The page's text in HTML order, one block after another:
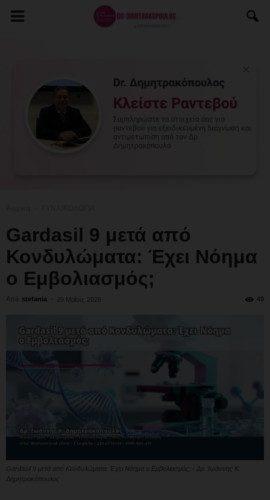
Gardasil 9 μετά από
Κονδυλώματα: Έχει Νόημα
ο Εμβολιασμός;
Από stefania - 29 Μαΐου, 2026 49
Gardasil 9 μετά από Κονδυλώματα: Έχει Νόημα ο Εμβολιασμός; - Δρ. Ιωάννης Κ.
Δημητρακόπουλος